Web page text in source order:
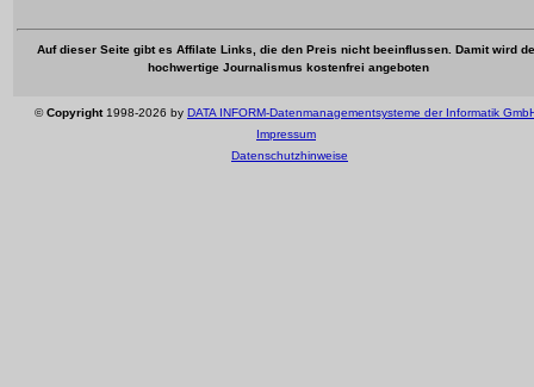
Auf dieser Seite gibt es Affilate Links, die den Preis nicht beeinflussen. Damit wird
hochwertige Journalismus kostenfrei angeboten
©Copyright1998-2026 by DATA INFORM-Datenmanagementsysteme der Informatik
Impressum
Datenschutzhinweise